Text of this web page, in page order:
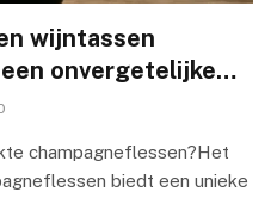
wijntassen
onvergetelijke
champagneflessen?Het
biedt een unieke